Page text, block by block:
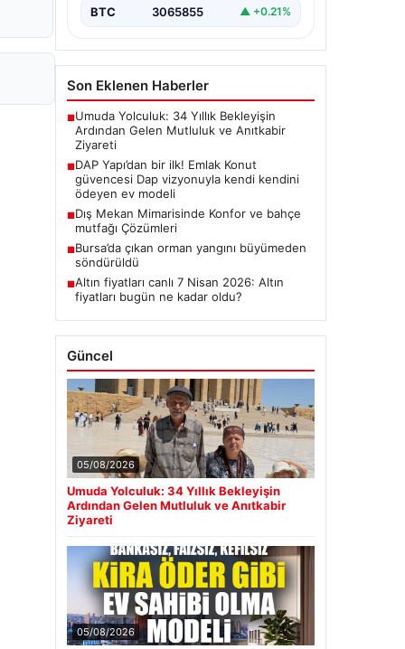
BTC 3065855 ▲ +0.21%
Son Eklenen Haberler
■Umuda Yolculuk: 34 Yıllık Bekleyişin
Ardından Gelen Mutluluk ve Anıtkabir
Ziyareti
■DAP Yapı’dan bir ilk! Emlak Konut
güvencesi Dap vizyonuyla kendi kendini
ödeyen ev modeli
■Dış Mekan Mimarisinde Konfor ve bahçe
mutfağı Çözümleri
■Bursa’da çıkan orman yangını büyümeden
söndürüldü
■Altın fiyatları canlı 7 Nisan 2026: Altın
fiyatları bugün ne kadar oldu?
Güncel
05/08/2026
Umuda Yolculuk: 34 Yıllık Bekleyişin
Ardından Gelen Mutluluk ve Anıtkabir
Ziyareti
05/08/2026